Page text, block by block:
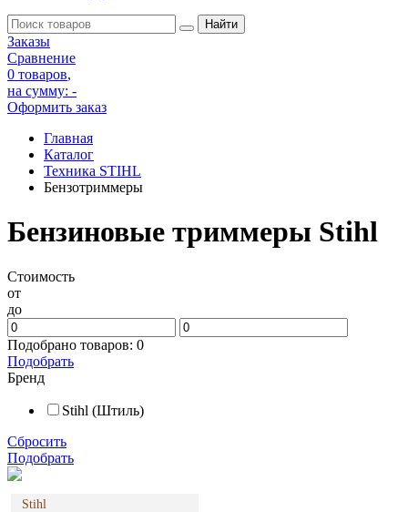
Заказы
Сравнение
0 товаров,
на сумму: -
Оформить заказ
Главная
Каталог
Техника STIHL
Бензотриммеры
Бензиновые триммеры Stihl
Стоимость
от
до
Подобрано товаров: 0
Подобрать
Бренд
Stihl (Штиль)
Сбросить
Подобрать
Stihl